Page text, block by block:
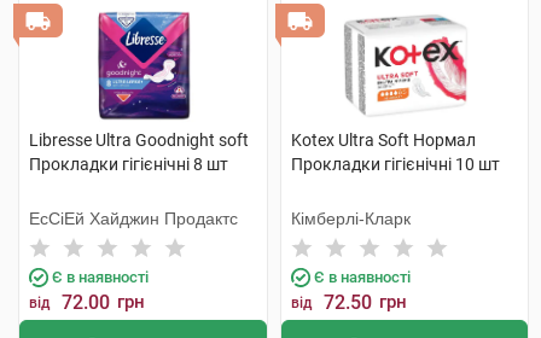
Libresse Ultra Goodnight soft
Прокладки гігієнічні 8 шт
ЕсСіЕй Хайджин Продактс
Є в наявності
від 72.00 грн
Kotex Ultra Soft Нормал
Прокладки гігієнічні 10 шт
Кімберлі-Кларк
Є в наявності
від 72.50 грн